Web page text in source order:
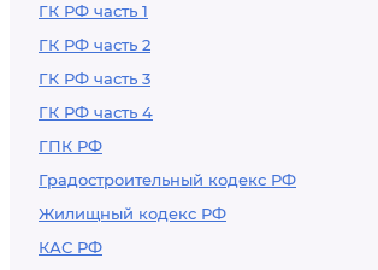
ГК РФ часть 1
ГК РФ часть 2
ГК РФ часть 3
ГК РФ часть 4
ГПК РФ
Градостроительный кодекс РФ
Жилищный кодекс РФ
КАС РФ